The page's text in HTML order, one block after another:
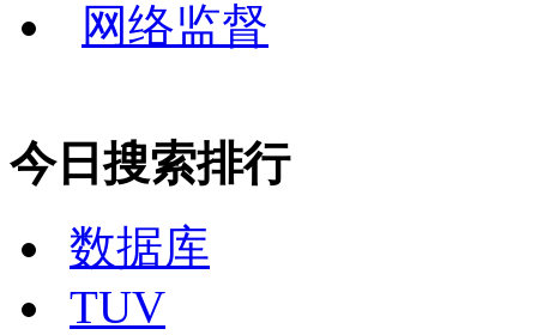
网络监督
今日搜索排行
数据库
TUV